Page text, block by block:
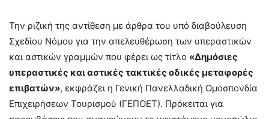
Την ριζική της αντίθεση με άρθρα του υπό διαβούλευση
Σχεδίου Νόμου για την απελευθέρωση των υπεραστικών
και αστικών γραμμών που φέρει ως τίτλο «Δημόσιες
υπεραστικές και αστικές τακτικές οδικές μεταφορές
επιβατών», εκφράζει η Γενική Πανελλαδική Ομοσπονδία
Επιχειρήσεων Τουρισμού (ΓΕΠΟΕΤ). Πρόκειται για